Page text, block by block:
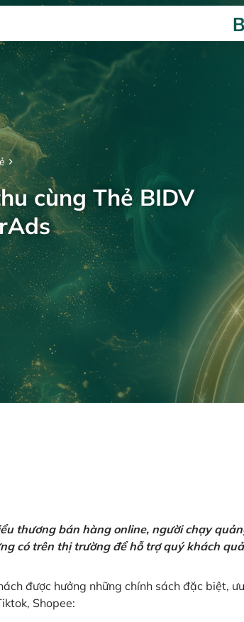
cùng Thẻ BIDV
thương bán hàng online, người chạy
có trên thị trường để hỗ trợ quý khách
được hưởng những chính sách đặc biệt,
Shopee: